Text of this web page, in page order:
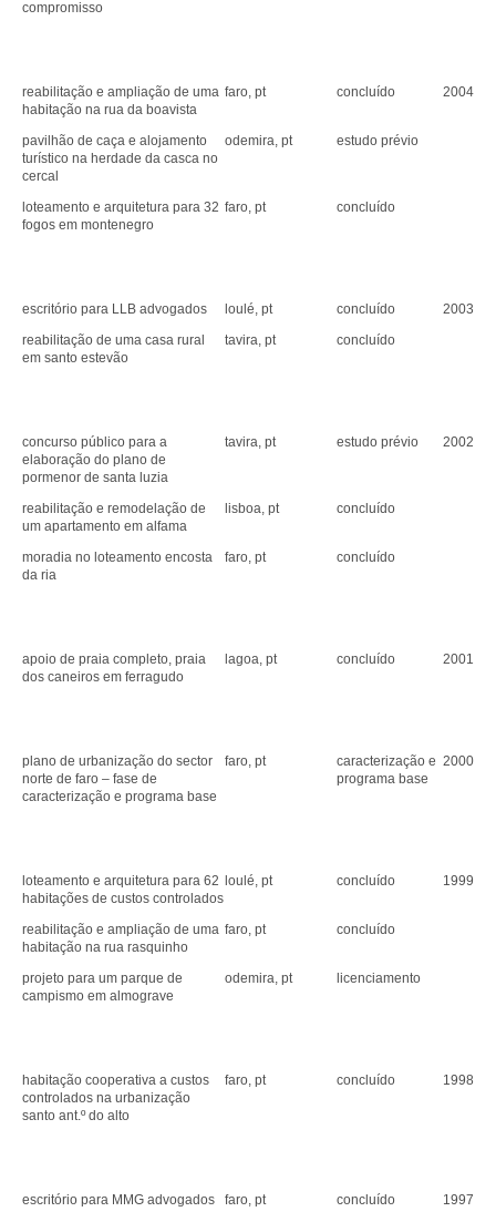
compromisso
reabilitação e ampliação de uma
habitação na rua da boavista
faro, pt concluído 2004
pavilhão de caça e alojamento
turístico na herdade da casca no
cercal
odemira, pt estudo prévio
loteamento e arquitetura para 32
fogos em montenegro
faro, pt concluído
escritório para LLB advogados loulé, pt concluído
2003
reabilitação de uma casa rural
em santo estevão
tavira, pt concluído
concurso público para a
elaboração do plano de
pormenor de santa luzia
tavira, pt estudo prévio 2002
reabilitação e remodelação de
um apartamento em alfama
lisboa, pt concluído
moradia no loteamento encosta
da ria
faro, pt concluído
apoio de praia completo, praia
dos caneiros em ferragudo
lagoa, pt concluído 2001
plano de urbanização do sector
norte de faro – fase de
caracterização e programa base
faro, pt
caracterização e
programa base
2000
loteamento e arquitetura para 62
habitações de custos controlados
loulé, pt concluído 1999
reabilitação e ampliação de uma
habitação na rua rasquinho
faro, pt concluído
projeto para um parque de
campismo em almograve
odemira, pt licenciamento
habitação cooperativa a custos
controlados na urbanização
santo ant.º do alto
faro, pt concluído 1998
escritório para MMG advogados faro, pt concluído 1997